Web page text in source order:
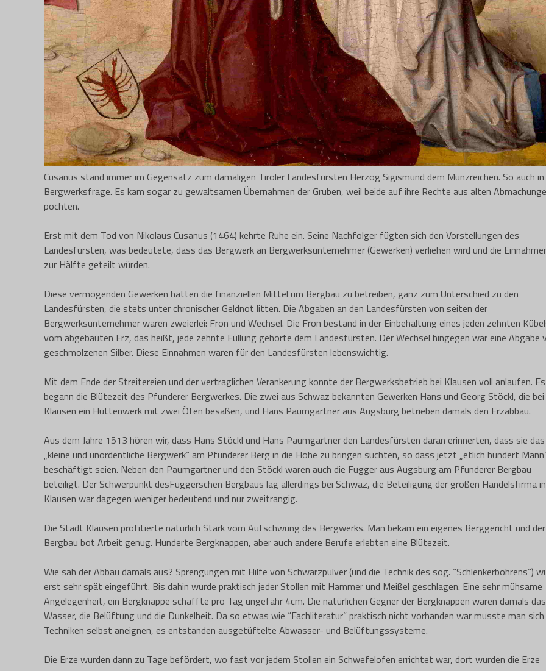
Cusanus stand immer im Gegensatz zum damaligen Tiroler Landesfürsten Herzog Sigismund dem Münzreichen. So auch
Bergwerksfrage. Es kam sogar zu gewaltsamen Übernahmen der Gruben, weil beide auf ihre Rechte aus alten
pochten.
Erst mit dem Tod von Nikolaus Cusanus (1464) kehrte Ruhe ein. Seine Nachfolger fügten sich den Vorstellungen des
Landesfürsten, was bedeutete, dass das Bergwerk an Bergwerksunternehmer (Gewerken) verliehen wird und die
zur Hälfte geteilt würden.
Diese vermögenden Gewerken hatten die finanziellen Mittel um Bergbau zu betreiben, ganz zum Unterschied zu den
Landesfürsten, die stets unter chronischer Geldnot litten. Die Abgaben an den Landesfürsten von seiten der
Bergwerksunternehmer waren zweierlei: Fron und Wechsel. Die Fron bestand in der Einbehaltung eines jeden zehnten
vom abgebauten Erz, das heißt, jede zehnte Füllung gehörte dem Landesfürsten. Der Wechsel hingegen war eine Abgabe
geschmolzenen Silber. Diese Einnahmen waren für den Landesfürsten lebenswichtig.
Mit dem Ende der Streitereien und der vertraglichen Verankerung konnte der Bergwerksbetrieb bei Klausen voll anlaufen. Es
begann die Blütezeit des Pfunderer Bergwerkes. Die zwei aus Schwaz bekannten Gewerken Hans und Georg Stöckl, die bei
Klausen ein Hüttenwerk mit zwei Öfen besaßen, und Hans Paumgartner aus Augsburg betrieben damals den Erzabbau.
Aus dem Jahre 1513 hören wir, dass Hans Stöckl und Hans Paumgartner den Landesfürsten daran erinnerten, dass sie das
„kleine und unordentliche Bergwerk“ am Pfunderer Berg in die Höhe zu bringen suchten, so dass jetzt „etlich hundert
beschäftigt seien. Neben den Paumgartner und den Stöckl waren auch die Fugger aus Augsburg am Pfunderer Bergbau
beteiligt. Der Schwerpunkt desFuggerschen Bergbaus lag allerdings bei Schwaz, die Beteiligung der großen Handelsfirma in
Klausen war dagegen weniger bedeutend und nur zweitrangig.
Die Stadt Klausen profitierte natürlich Stark vom Aufschwung des Bergwerks. Man bekam ein eigenes Berggericht und der
Bergbau bot Arbeit genug. Hunderte Bergknappen, aber auch andere Berufe erlebten eine Blütezeit.
Wie sah der Abbau damals aus? Sprengungen mit Hilfe von Schwarzpulver (und die Technik des sog. “Schlenkerbohrens”)
erst sehr spät eingeführt. Bis dahin wurde praktisch jeder Stollen mit Hammer und Meißel geschlagen. Eine sehr mühsame
Angelegenheit, ein Bergknappe schaffte pro Tag ungefähr 4cm. Die natürlichen Gegner der Bergknappen waren damals das
Wasser, die Belüftung und die Dunkelheit. Da so etwas wie “Fachliteratur” praktisch nicht vorhanden war musste man
Techniken selbst aneignen, es entstanden ausgetüftelte Abwasser- und Belüftungssysteme.
Die Erze wurden dann zu Tage befördert, wo fast vor jedem Stollen ein Schwefelofen errichtet war, dort wurden die Erze